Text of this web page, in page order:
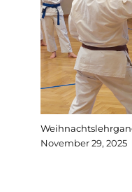
November 29, 2025